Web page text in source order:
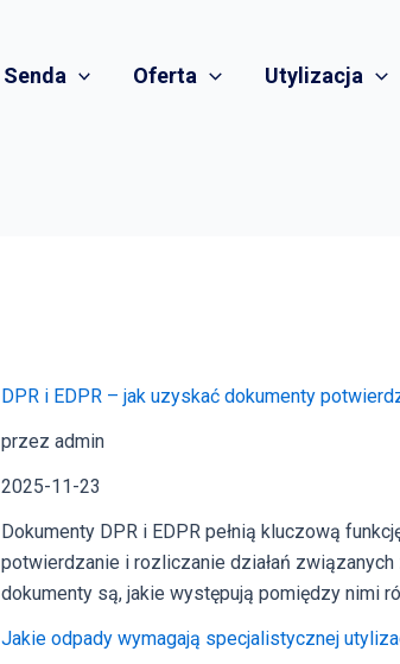
Senda Oferta Utylizacja
DPR i EDPR – jak uzyskać dokumenty
przez admin
2025-11-23
Dokumenty DPR i EDPR pełnią kluczową
potwierdzanie i rozliczanie działań
dokumenty są, jakie występują pomiędzy nimi
Jakie odpady wymagają specjalistycznej